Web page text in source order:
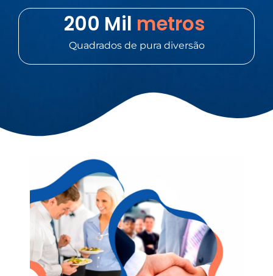
Quadrados de pura diversão
200 Mil metros